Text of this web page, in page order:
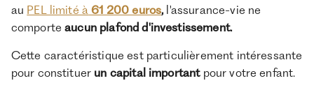
au PEL limité à 61 200 euros, l'assurance-vie ne
comporteaucun plafond d'investissement.
Cette caractéristique est particulièrement intéressante
pour constituer un capital important pour votre enfant.